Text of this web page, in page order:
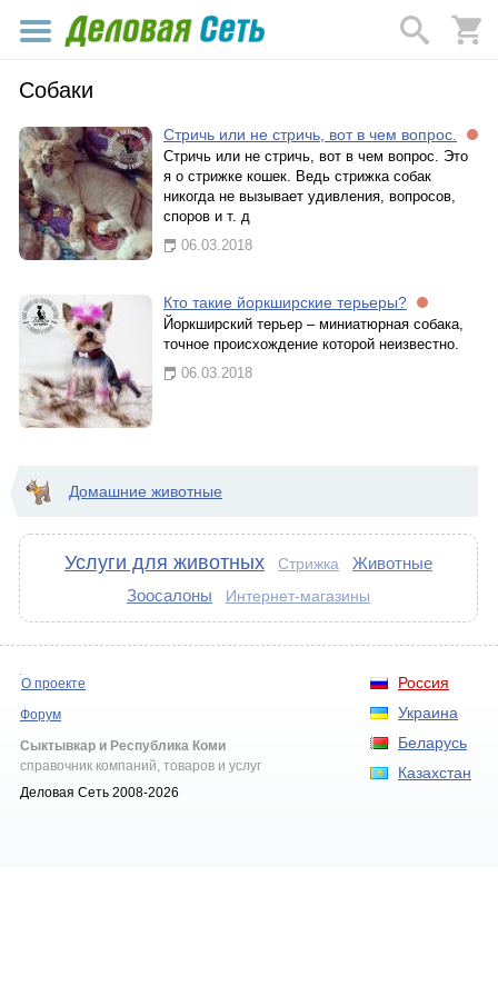
Собаки
Стричь или не стричь, вот в чем вопрос.
Стричь или не стричь, вот в чем вопрос. Это
я о стрижке кошек. Ведь стрижка собак
никогда не вызывает удивления, вопросов,
споров и т. д
06.03.2018
Кто такие йоркширские терьеры?
Йоркширский терьер – миниатюрная собака,
точное происхождение которой неизвестно.
06.03.2018
Домашние животные
Услуги для животных Стрижка
Животные
Зоосалоны
Интернет-магазины
Россия
Украина
Беларусь
Казахстан
О проекте
Форум
Сыктывкар и Республика Коми
справочник компаний, товаров и услуг
Деловая Сеть 2008-2026